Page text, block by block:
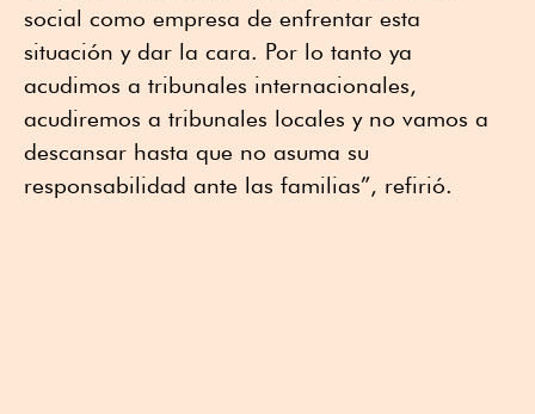
social como empresa de enfrentar esta
situación y dar la cara. Por lo tanto ya
acudimos a tribunales internacionales,
acudiremos a tribunales locales y no vamos a
descansar hasta que no asuma su
responsabilidad ante las familias”, refirió.